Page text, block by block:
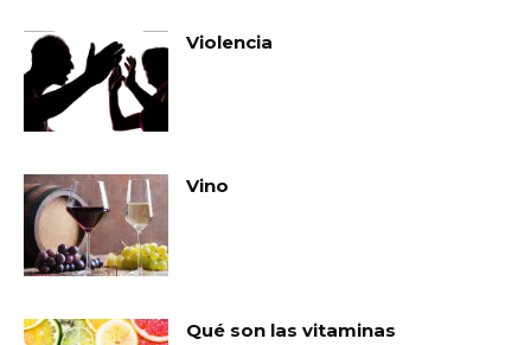
Violencia
Vino
Qué son las vitaminas